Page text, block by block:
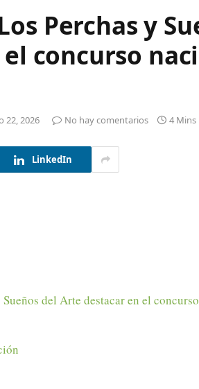
Perchas y
concurso
22, 2026 No hay comentarios 4 Mins
LinkedIn
del Arte destacar en el